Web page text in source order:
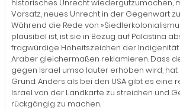
historisches Unrecht wiedergutzumachen,
Vorsatz, neues Unrecht in der Gegenwart
Während die Rede von
plausibel ist, ist sie in Bezug auf Palästina
fragwürdige Hoheitszeichen der Indigenität
Araber gleichermaßen reklamieren. Dass
gegen Israel umso lauter erhoben wird,
Grund: Anders als bei den USA gibt es eine
Israel von der Landkarte zu streichen und
rückgängig zu machen.